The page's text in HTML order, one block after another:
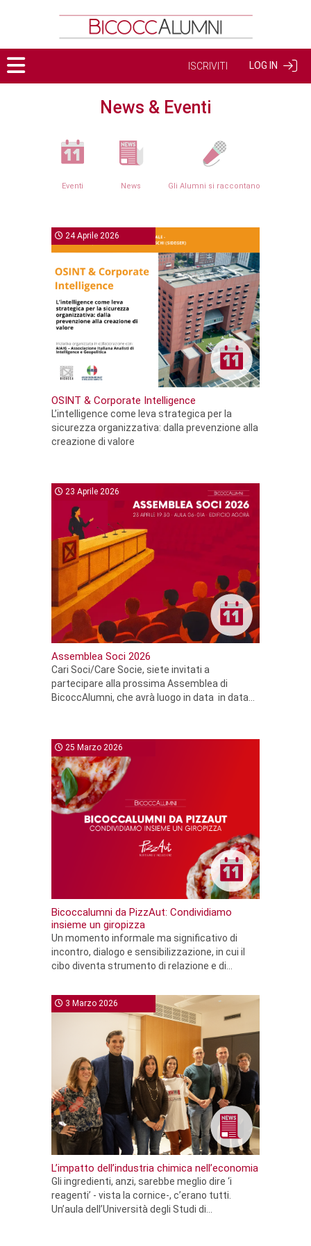
LOG IN
ISCRIVITI
News & Eventi
Eventi News Gli Alumni si raccontano
24 Aprile 2026
OSINT & Corporate Intelligence
L’intelligence come leva strategica per la
sicurezza organizzativa: dalla prevenzione alla
creazione di valore
23 Aprile 2026
Assemblea Soci 2026
Cari Soci/Care Socie, siete invitati a
partecipare alla prossima Assemblea di
BicoccAlumni, che avrà luogo in data in data...
25 Marzo 2026
Bicoccalumni da PizzAut: Condividiamo
insieme un giropizza
Un momento informale ma significativo di
incontro, dialogo e sensibilizzazione, in cui il
cibo diventa strumento di relazione e di...
3 Marzo 2026
L’impatto dell’industria chimica nell’economia
Gli ingredienti, anzi, sarebbe meglio dire ‘i
reagenti’ - vista la cornice-, c’erano tutti.
Un’aula dell’Università degli Studi di...